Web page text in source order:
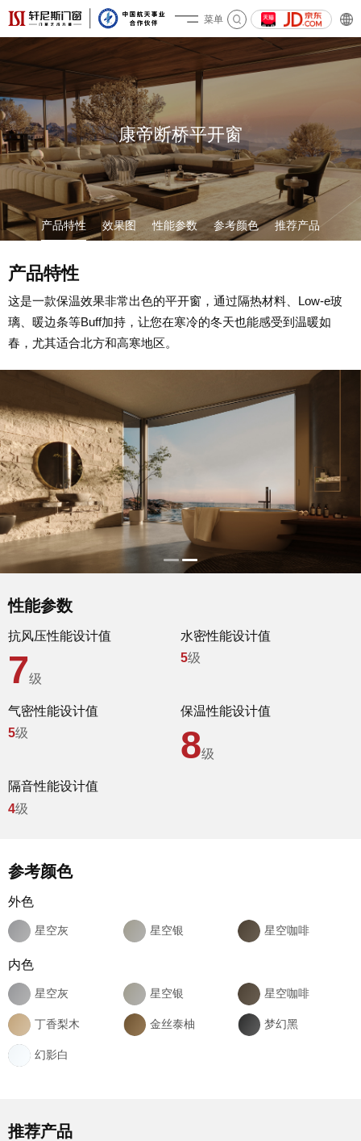
菜单
康帝断桥平开窗
产品特性 效果图 性能参数 参考颜色 推荐产品
产品特性
这是一款保温效果非常出色的平开窗，通过隔热材料、Low-e玻
璃、暖边条等Buff加持，让您在寒冷的冬天也能感受到温暖如
春，尤其适合北方和高寒地区。
性能参数
抗风压性能设计值
7级
水密性能设计值
5级
气密性能设计值
5级
保温性能设计值
8级
隔音性能设计值
4级
参考颜色
外色
星空灰 星空银 星空咖啡
内色
星空灰 星空银 星空咖啡
丁香梨木 金丝泰柚 梦幻黑
幻影白
推荐产品